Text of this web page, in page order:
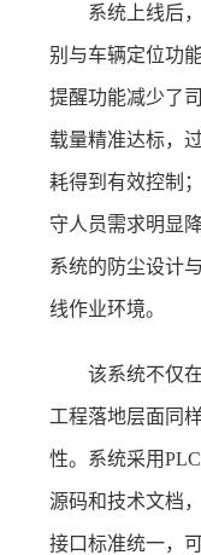
系统上线后
别与车辆定位功
提醒功能减少了
载量精准达标，
耗得到有效控制
守人员需求明显
系统的防尘设计
线作业环境。
该系统不仅
工程落地层面同
性。系统采用
源码和技术文档
接口标准统一，